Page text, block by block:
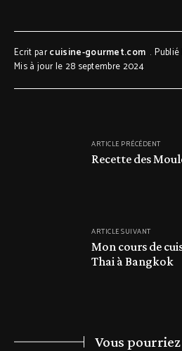
Ecrit parcuisine-gourmet.com
Mis à jour le 28 septembre 2024
ARTICLE PRÉCÉDENT
Recette des
ARTICLE SUIVANT
Mon cours de
Thai à Bangkok
Vous